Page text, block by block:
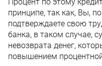
принципе, так как, Вы,
подтверждаете свою
банка, в таком случае,
невозврата денег,
повышением